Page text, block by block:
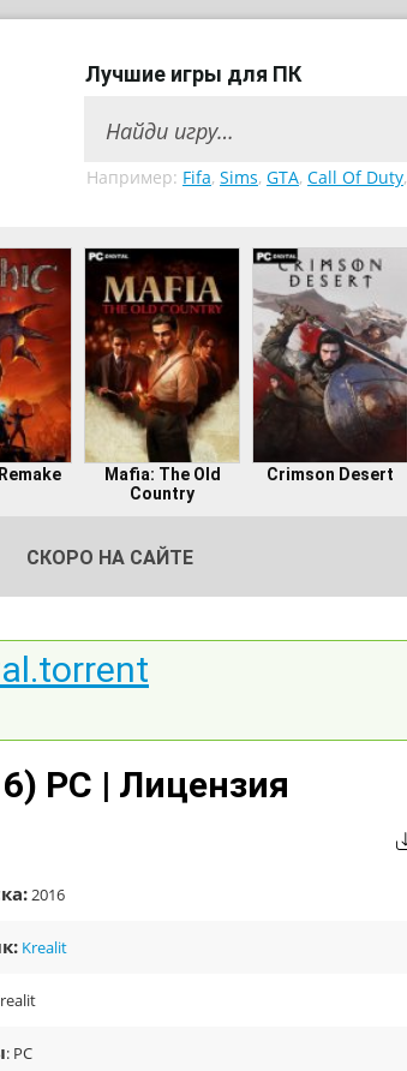
Лучшие игры для ПК
Например: Fifa, Sims, GTA, Call Of Duty,
Mafia: The Old
Country
Crimson Desert
СКОРО НА САЙТЕ
PC | Лицензия
2016
Krealit
: PC